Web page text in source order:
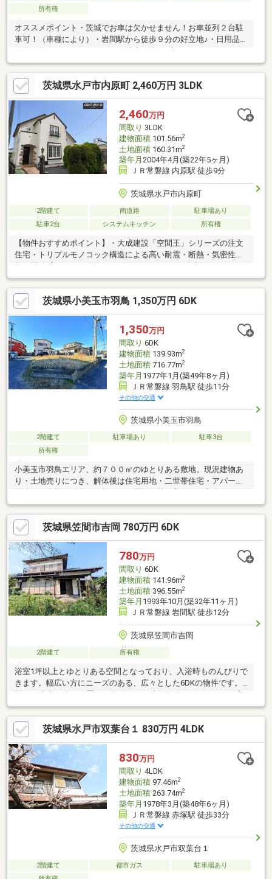
所有権
オススメポイント・茨城でお車は欠かせません！お車並列２台駐
車可！（車種により）・岩間駅から徒歩９分の好立地♪・日用品の
お買い物にかかせないカスミも徒歩５分♪・大きなバルコニー！
様々な使い道がございます♪・お洋服が多い方も安心♪ウォークイ
ンクローゼット！●写真だけでは伝えきれないため、実際の物件
をぜひご覧ください。お家探しから住宅ローン・アフターフォロ
ーまでワンストップでザ・ハウスがお手伝いします♪
茨城県水戸市内原町 2,460万円 3LDK
2,460万円
間取り 3LDK
建物面積101.56m2
土地面積160.31m2
築年月 2004年4月(築22年5ヶ月)
ＪＲ常磐線 内原駅 徒歩9分
茨城県水戸市内原町
2階建て 南道路
駐車場あり
駐車2台
システムキッチン 所有権
【物件おすすめポイント】・大成建設「空間王」シリーズの注文
住宅・トリプルモノコック構造による高い耐震・断熱・気密性
グを採用・書斎・寝室にも無垢材を使用した上質な室内・オーダ
ーメイドの二型対面キッチン・KOHLER（コーラー）社製シン
ク・水栓を採用・樹脂サッシ・Low-Eペアガラス採用で一年中快
適・全館換気システム「タルカス」搭載・花粉・ホコリを抑えた
快適な空気環境・駐車2台可能（カーポート1台分付き）・スーパ
ー・コンビニ徒歩約2分、イオンモール徒歩圏内・木の温もりと高
い住宅性能を兼ね備えたこだわりの住まい
茨城県小美玉市羽鳥 1,350万円 6DK
1,350万円
間取り 6DK
建物面積139.93m2
土地面積716.77m2
築年月 1977年1月(築49年8ヶ月)
ＪＲ常磐線 羽鳥駅 徒歩11分
その他の交通
茨城県小美玉市羽鳥
2階建て 駐車場あり
駐車3台
所有権
小美玉市羽鳥エリア、約７００㎡のゆとりある敷地。現況建物あ
り・土地売りにつき、解体後は住宅用地・二世帯住宅・アパート
用地など多様な活用が可能です。周辺は落ち着いた住宅街で、日
当たり・通風も良好。自由度の高い土地をお探しの方におすすめ
です。
茨城県笠間市吉岡 780万円 6DK
780万円
間取り 6DK
建物面積141.96m2
土地面積396.55m2
築年月 1993年10月(築32年11ヶ月)
ＪＲ常磐線 岩間駅 徒歩12分
茨城県笠間市吉岡
2階建て 所有権
浴室1坪以上とゆとりある空間となっており、入浴時ものんびりで
きます。幅広い方にニーズのある、広々とした6DKの物件です。
族での生活にも十分な広さの物件はこちらです。幅広い方にご好
評な1480万円の物件での新生活。中古の戸建て物件は便利な価格
が魅力の1つです。
茨城県水戸市双葉台１ 830万円 4LDK
830万円
間取り 4LDK
建物面積97.46m2
土地面積263.74m2
築年月 1978年3月(築48年6ヶ月)
ＪＲ常磐線 赤塚駅 徒歩33分
その他の交通
茨城県水戸市双葉台１
2階建て 都市ガス
駐車場あり